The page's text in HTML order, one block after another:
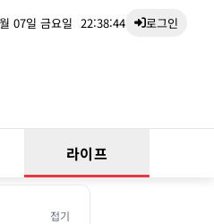
07일 금요일 22:38:45 로그인
라이프
접기